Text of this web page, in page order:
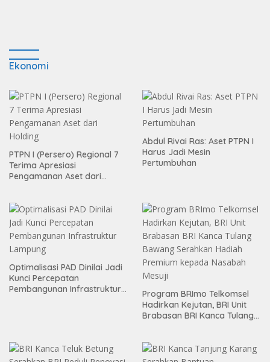
Ekonomi
PTPN I (Persero) Regional 7
Terima Apresiasi
Pengamanan Aset dari
Abdul Rivai Ras: Aset PTPN I
Harus Jadi Mesin
Pertumbuhan
Optimalisasi PAD Dinilai Jadi
Kunci Percepatan
Pembangunan Infrastruktur
Program BRImo Telkomsel
Hadirkan Kejutan, BRI Unit
Brabasan BRI Kanca Tulang
Mesuji